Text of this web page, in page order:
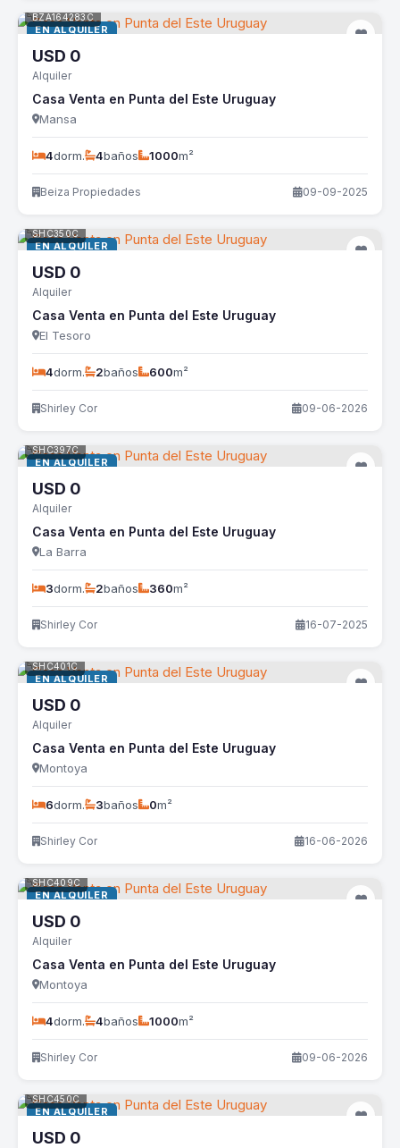
EN ALQUILER
BZA164283C
USD 0
Alquiler
Casa Venta en Punta del Este Uruguay
Mansa
4dorm. 4baños 1000m²
Beiza Propiedades 09-09-2025
EN ALQUILER
SHC350C
USD 0
Alquiler
Casa Venta en Punta del Este Uruguay
El Tesoro
4dorm. 2baños 600m²
Shirley Cor 09-06-2026
EN ALQUILER
SHC397C
USD 0
Alquiler
Casa Venta en Punta del Este Uruguay
La Barra
3dorm. 2baños 360m²
Shirley Cor 16-07-2025
EN ALQUILER
SHC401C
USD 0
Alquiler
Casa Venta en Punta del Este Uruguay
Montoya
6dorm. 3baños 0m²
Shirley Cor 16-06-2026
EN ALQUILER
SHC409C
USD 0
Alquiler
Casa Venta en Punta del Este Uruguay
Montoya
4dorm. 4baños 1000m²
Shirley Cor 09-06-2026
EN ALQUILER
SHC450C
USD 0